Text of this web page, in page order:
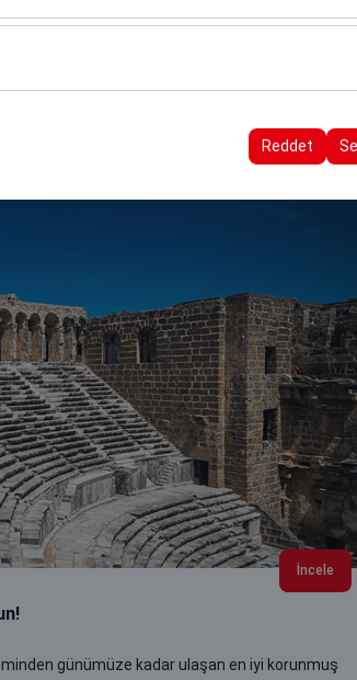
uygun kişiselleştirilmiş reklamlar göstermemize ve
oranı) ölçmemize olanak tanır.
sağlamak amacıyla kullanılır.
Reddet
İncele
günümüze kadar ulaşan en iyi korunmuş